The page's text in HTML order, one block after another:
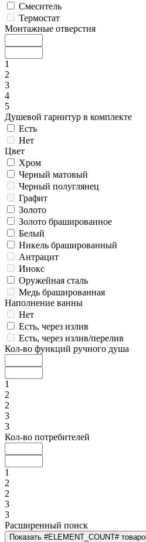
Смеситель
Термостат
Монтажные отверстия
1
2
3
4
5
Душевой гарнитур в комплекте
Есть
Нет
Цвет
Хром
Черный матовый
Черный полуглянец
Графит
Золото
Золото брашированное
Белый
Никель брашированный
Антрацит
Инокс
Оружейная сталь
Медь брашированная
Наполнение ванны
Нет
Есть, через излив
Есть, через излив/перелив
Кол-во функций ручного душа
1
2
2
3
3
Кол-во потребителей
1
2
2
3
3
Расширенный поиск